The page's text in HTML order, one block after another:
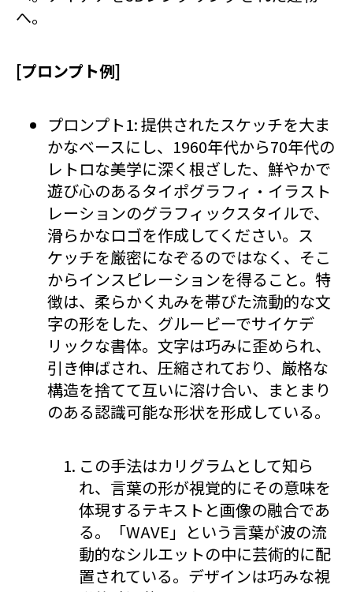
へ。
[プロンプト例]
プロンプト1: 提供されたスケッチを大ま
かなベースにし、1960年代から70年代の
レトロな美学に深く根ざした、鮮やかで
遊び心のあるタイポグラフィ・イラスト
レーションのグラフィックスタイルで、
滑らかなロゴを作成してください。ス
ケッチを厳密になぞるのではなく、そこ
からインスピレーションを得ること。特
徴は、柔らかく丸みを帯びた流動的な文
字の形をした、グルービーでサイケデ
リックな書体。文字は巧みに歪められ、
引き伸ばされ、圧縮されており、厳格な
構造を捨てて互いに溶け合い、まとまり
のある認識可能な形状を形成している。
この手法はカリグラムとして知ら
れ、言葉の形が視覚的にその意味を
体現するテキストと画像の融合であ
る。「WAVE」という言葉が波の流
動的なシルエットの中に芸術的に配
置されている。デザインは巧みな視